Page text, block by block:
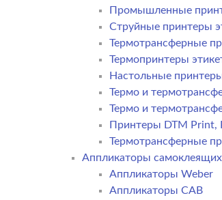
Промышленные
Струйные принтеры
Термотрансферные
Термопринтеры
Настольные
Термо и
Термо и
Принтеры DTM Print,
Термотрансферные
Аппликаторы
Аппликаторы Weber
Аппликаторы CAB